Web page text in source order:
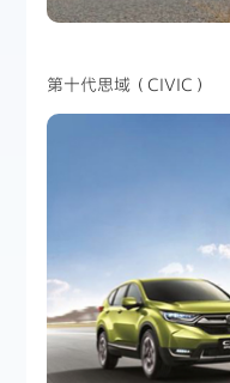
第十代思域（CIVIC）